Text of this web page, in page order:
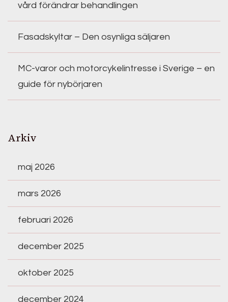
vård förändrar behandlingen
Fasadskyltar – Den osynliga säljaren
MC-varor och motorcykelintresse i Sverige – en
guide för nybörjaren
Arkiv
maj 2026
mars 2026
februari 2026
december 2025
oktober 2025
december 2024